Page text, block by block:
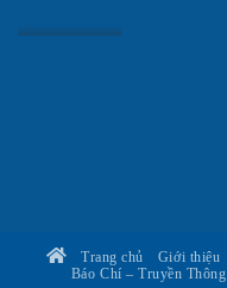
Trang chủ Giới thiệu
Báo Chí – Truyền Thông